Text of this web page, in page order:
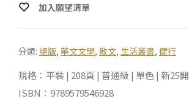
加入願望清單
分類: 絕版, 華文文學, 散文, 生活叢書, 健行
規格：平裝 | 208頁 | 普通級 | 單色 | 新25開
ISBN：9789579546928